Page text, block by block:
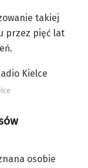
takiej
przez pięć lat
osobie